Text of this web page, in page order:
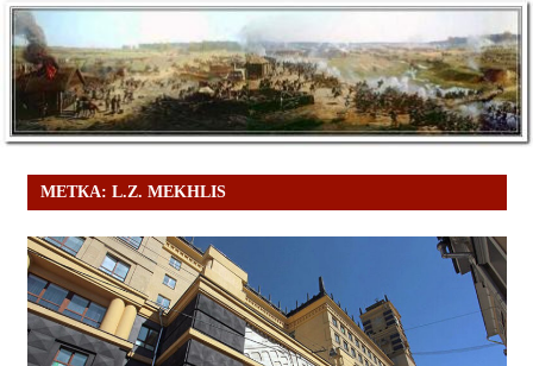
МЕТКА: L.Z. MEKHLIS